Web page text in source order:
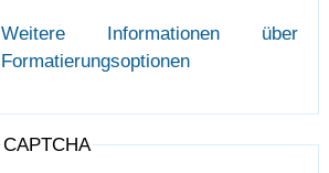
Weitere Informationen über
Formatierungsoptionen
CAPTCHA